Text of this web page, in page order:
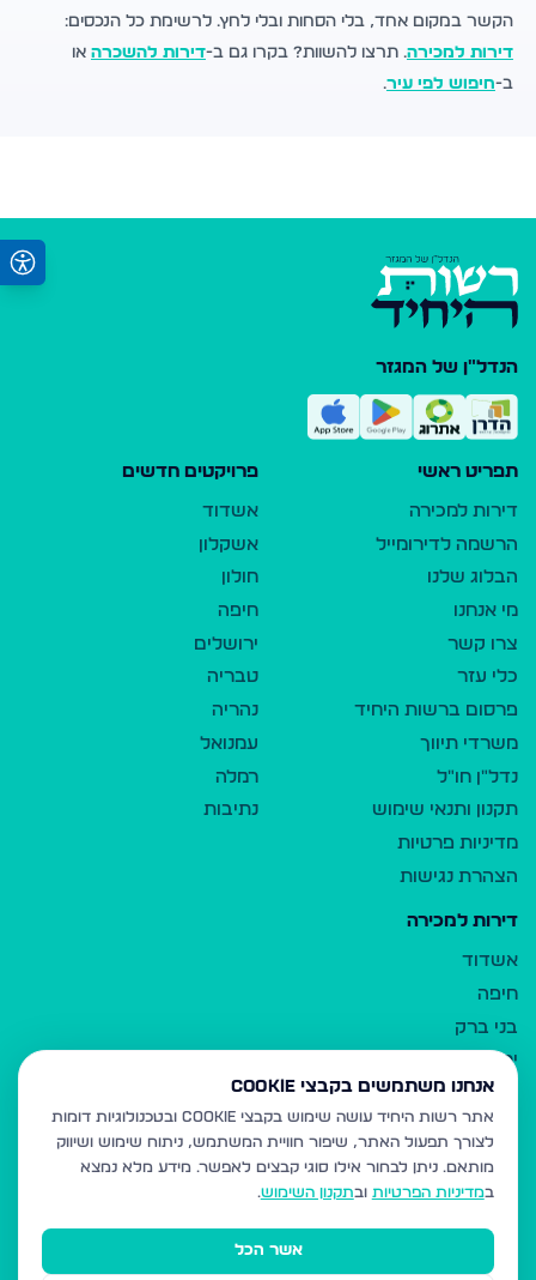
הקשר במקום אחד, בלי הסחות ובלי לחץ. לרשימת כל הנכסים:
דירות למכירה. תרצו להשוות? בקרו גם ב-דירות להשכרה או
ב-חיפוש לפי עיר.
הנדל"ן של המגזר
תפריט ראשי
דירות למכירה
הרשמה לדירומייל
הבלוג שלנו
מי אנחנו
צרו קשר
כלי עזר
פרסום ברשות היחיד
משרדי תיווך
נדל"ן חו"ל
תקנון ותנאי שימוש
מדיניות פרטיות
הצהרת נגישות
פרויקטים חדשים
אשדוד
אשקלון
חולון
חיפה
ירושלים
טבריה
נהריה
עמנואל
רמלה
נתיבות
דירות למכירה
אשדוד
חיפה
בני ברק
ירושלים
אלעד
גבעת זאב
בית שמש
רכסים
מודיעין עילית
אנחנו משתמשים בקבצי Cookie
אתר רשות היחיד עושה שימוש בקבצי Cookie ובטכנולוגיות דומות
לצורך תפעול האתר, שיפור חוויית המשתמש, ניתוח שימוש ושיווק
מותאם. ניתן לבחור אילו סוגי קבצים לאפשר. מידע מלא נמצא
במדיניות הפרטיות ובתקנון השימוש.
אשר הכל